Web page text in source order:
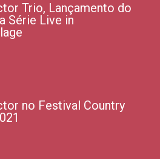
Trio, Lançamento do
Série Live in
no Festival Country